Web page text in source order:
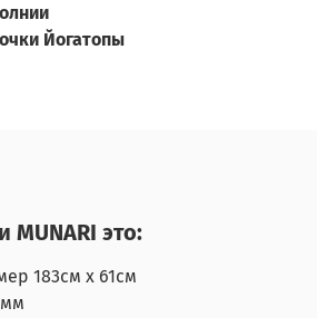
Йогатопы
MUNARI это:
183см х 61см